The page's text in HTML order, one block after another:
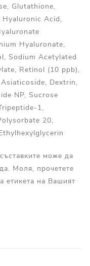
Glutathione,
Hyaluronic Acid,
Hyaluronate,
Sodium Acetylated
Retinol (10 ppb),
Dextrin,
NP, Sucrose
1,
20,
може да
Моля, прочетете
етикета на Вашият